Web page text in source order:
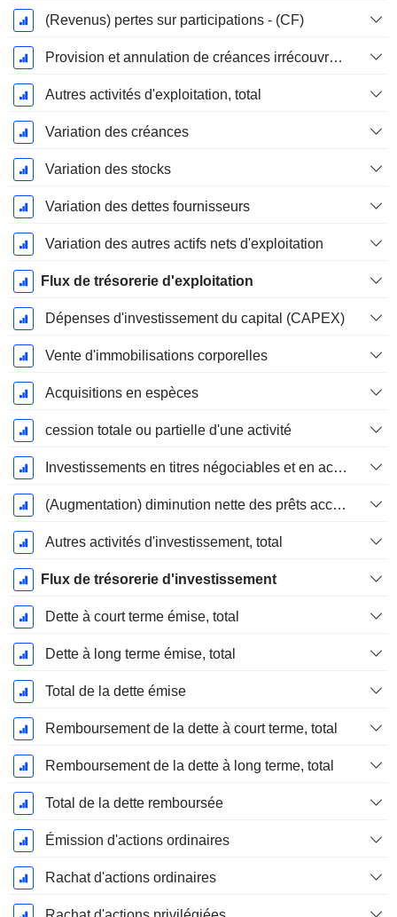
(Revenus) pertes sur participations - (CF)
Provision et annulation de créances irrécouvrables
Autres activités d'exploitation, total
Variation des créances
Variation des stocks
Variation des dettes fournisseurs
Variation des autres actifs nets d'exploitation
Flux de trésorerie d'exploitation
Dépenses d'investissement du capital (CAPEX)
Vente d'immobilisations corporelles
Acquisitions en espèces
cession totale ou partielle d'une activité
Investissements en titres négociables et en actions, total
(Augmentation) diminution nette des prêts accordés / vendus - Investissements
Autres activités d'investissement, total
Flux de trésorerie d'investissement
Dette à court terme émise, total
Dette à long terme émise, total
Total de la dette émise
Remboursement de la dette à court terme, total
Remboursement de la dette à long terme, total
Total de la dette remboursée
Émission d'actions ordinaires
Rachat d'actions ordinaires